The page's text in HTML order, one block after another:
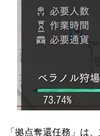
「拠点奪還任務」は